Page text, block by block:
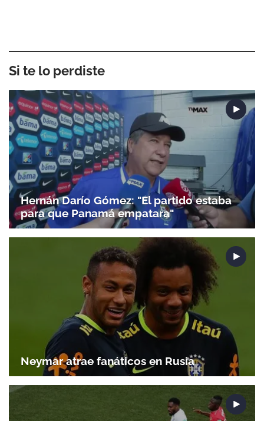
Si te lo perdiste
Hernán Darío Gómez: "El partido estaba
para que Panamá empatara"
Neymar atrae fanáticos en Rusia